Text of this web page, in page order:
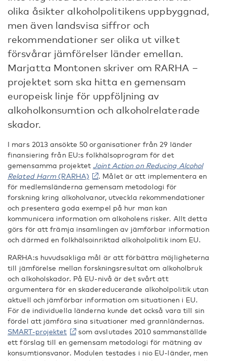
olika åsikter alkoholpolitikens uppbyggnad,
men även landsvisa siffror och
rekommendationer ser olika ut vilket
försvårar jämförelser länder emellan.
Marjatta Montonen skriver om RARHA –
projektet som ska hitta en gemensam
europeisk linje för uppföljning av
alkoholkonsumtion och alkoholrelaterade
skador.
I mars 2013 ansökte 50 organisationer från 29 länder
finansiering från EU:s folkhälsoprogram för det
gemensamma projektetJoint Action on Reducing Alcohol
Related Harm(RARHA)
. Målet är att implementera en
för medlemsländerna gemensam metodologi för
forskning kring alkoholvanor, utveckla rekommendationer
och presentera goda exempel på hur man kan
kommunicera information om alkoholens risker. Allt detta
görs för att främja insamlingen av jämförbar information
och därmed en folkhälsoinriktad alkoholpolitik inom EU.
RARHA:s huvudsakliga mål är att förbättra möjligheterna
till jämförelse mellan forskningsresultat om alkoholbruk
och alkoholskador. På EU-nivå är det svårt att
argumentera för en skadereducerande alkoholpolitik utan
aktuell och jämförbar information om situationen i EU.
För de individuella länderna kunde det också vara till sin
fördel att jämföra sina situationer med grannländernas.
SMART-projektet
som avslutades 2010 sammanställde
ett förslag till en gemensam metodologi för mätning av
konsumtionsvanor. Modulen testades i nio EU-länder, men